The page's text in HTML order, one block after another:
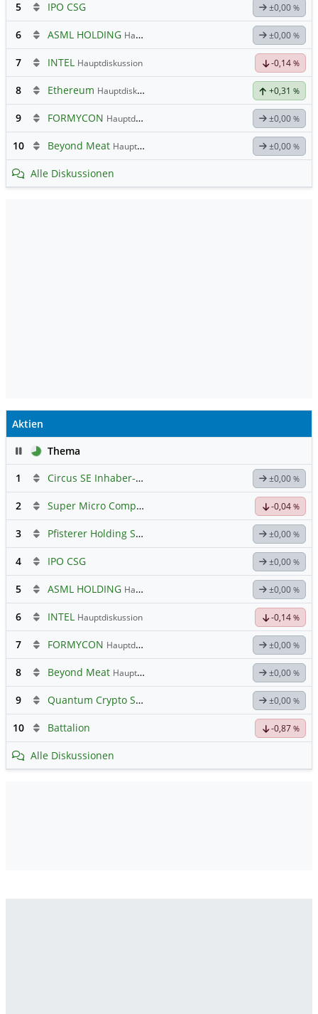
5 IPO CSG ±0,00 %
6 ASML HOLDING Hauptdiskussion ±0,00 %
7 INTEL Hauptdiskussion -0,14 %
8 Ethereum Hauptdiskussion +0,31 %
9 FORMYCON Hauptdiskussion ±0,00 %
10 Beyond Meat Hauptdiskussion ±0,00 %
Alle Diskussionen
Aktien
PauseThema
1
Circus SE Inhaber-Akt ±0,00 %
2 Super Micro Computer -0,04 %
3 Pfisterer Holding SE Inhaber-Akt Hauptdiskussion±0,00 %
4 IPO CSG ±0,00 %
5 ASML HOLDING Hauptdiskussion ±0,00 %
6 INTEL Hauptdiskussion -0,14 %
7 FORMYCON Hauptdiskussion ±0,00 %
8 Beyond Meat Hauptdiskussion ±0,00 %
9 Quantum Crypto Security ±0,00 %
10 Battalion -0,87 %
Alle Diskussionen